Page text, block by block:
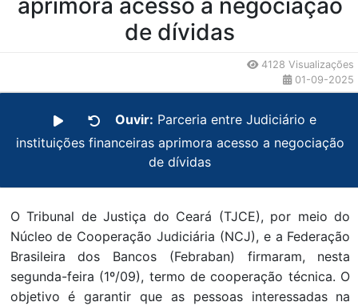
aprimora acesso a negociação
de dívidas
4128 Visualizações
01-09-2025
Ouvir: Parceria entre Judiciário e
instituições financeiras aprimora acesso a negociação
de dívidas
O Tribunal de Justiça do Ceará (TJCE), por meio do
Núcleo de Cooperação Judiciária (NCJ), e a Federação
Brasileira dos Bancos (Febraban) firmaram, nesta
segunda-feira (1º/09), termo de cooperação técnica. O
objetivo é garantir que as pessoas interessadas na